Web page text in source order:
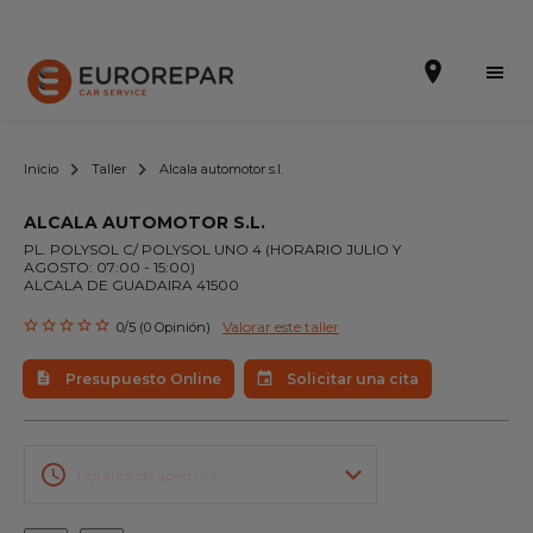
Solicitar una cita
Presupuesto Online
La Marca
Inicio Taller Alcala automotor s.l.
ALCALA AUTOMOTOR S.L.
PL. POLYSOL C/ POLYSOL UNO 4 (HORARIO JULIO Y
AGOSTO: 07:00 - 15:00)
ALCALA DE GUADAIRA 41500
0/5 (0 Opinión) Valorar este taller
Presupuesto Online Solicitar una cita